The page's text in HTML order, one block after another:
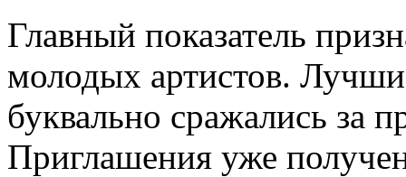
Главный показатель
молодых артистов.
буквально сражались за
Приглашения уже